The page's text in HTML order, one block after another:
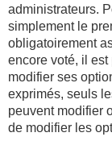
administrateurs.
simplement le
obligatoirement
encore voté, il
modifier ses
exprimés, seuls
peuvent modifier
de modifier les